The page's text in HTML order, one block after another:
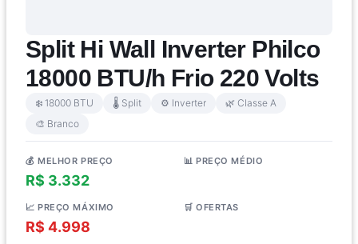
Split Hi Wall Inverter Philco
18000 BTU/h Frio 220 Volts
❄️ 18000 BTU 🌡️ Split ⚙️ Inverter
🌿 Classe A
🎨 Branco
💰 MELHOR PREÇO
R$ 3.332
📊 PREÇO MÉDIO
📈 PREÇO MÁXIMO
R$ 4.998
🛒 OFERTAS